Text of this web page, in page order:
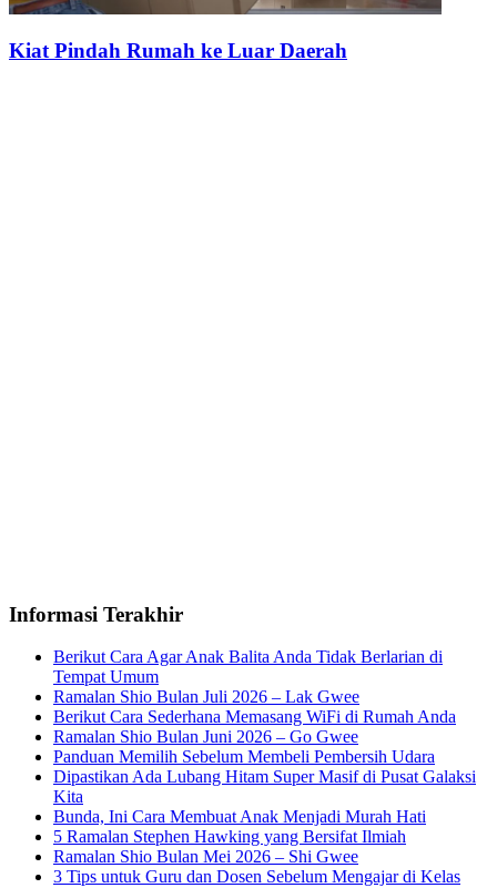
Kiat Pindah Rumah ke Luar Daerah
Informasi Terakhir
Berikut Cara Agar Anak Balita Anda Tidak Berlarian di
Tempat Umum
Ramalan Shio Bulan Juli 2026 – Lak Gwee
Berikut Cara Sederhana Memasang WiFi di Rumah Anda
Ramalan Shio Bulan Juni 2026 – Go Gwee
Panduan Memilih Sebelum Membeli Pembersih Udara
Dipastikan Ada Lubang Hitam Super Masif di Pusat Galaksi
Kita
Bunda, Ini Cara Membuat Anak Menjadi Murah Hati
5 Ramalan Stephen Hawking yang Bersifat Ilmiah
Ramalan Shio Bulan Mei 2026 – Shi Gwee
3 Tips untuk Guru dan Dosen Sebelum Mengajar di Kelas